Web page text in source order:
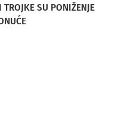
TROJKE SU PONIŽENJE